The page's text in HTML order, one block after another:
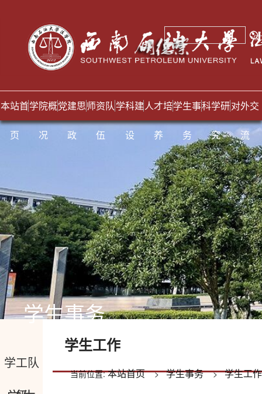
本站首
页
学院概
况
党建思
政
师资队
伍
学科建
设
人才培
养
学生事
务
科学研
究
对外交
流
学生事务
学工队
学生工作
当前位置:本站首页>学生事务>学生工作